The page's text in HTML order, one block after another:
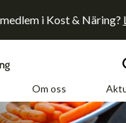
i Kost & Näring?
Om oss